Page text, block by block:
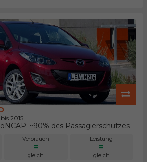
2015.
~90% des Passagierschutzes
Verbrauch
=
gleich
Leistung
=
gleich